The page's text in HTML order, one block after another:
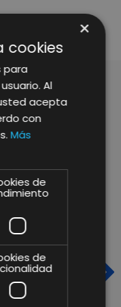
×
cookies
para
Al
acepta
con
Más
de
de